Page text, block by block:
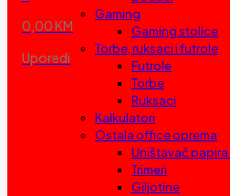
0,00 KM
Uporedi
Gaming
Gaming stolice
Torbe, ruksaci i futrole
Futrole
Torbe
Ruksaci
Kalkulatori
Ostala office oprema
Uništavač papira
Trimeri
Giljotine